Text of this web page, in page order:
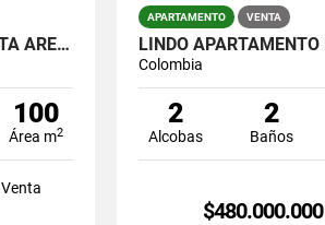
VENDO APARTAMENTO EN SABANETA ÁREA 100 METROS
100
Área m2
Venta
APARTAMENTO VENTA
Colombia
2
Alcobas
2
Baños
$480.000.000